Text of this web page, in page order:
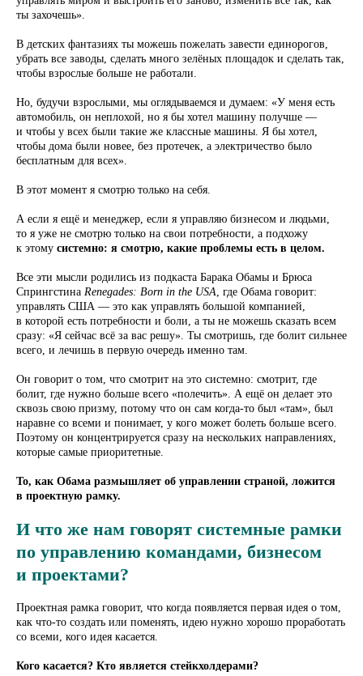
ты захочешь».
В детских фантазиях ты можешь пожелать завести единорогов,
убрать все заводы, сделать много зелёных площадок и сделать так,
чтобы взрослые больше не работали.
Но, будучи взрослыми, мы оглядываемся и думаем: «У меня есть
автомобиль, он неплохой, но я бы хотел машину получше —
и чтобы у всех были такие же классные машины. Я бы хотел,
чтобы дома были новее, без протечек, а электричество было
бесплатным для всех».
В этот момент я смотрю только на себя.
А если я ещё и менеджер, если я управляю бизнесом и людьми,
то я уже не смотрю только на свои потребности, а подхожу
к этому системно: я смотрю, какие проблемы есть в целом.
Все эти мысли родились из подкаста Барака Обамы и Брюса
Спрингстина Renegades: Born in the USA , где Обама говорит:
управлять США — это как управлять большой компанией,
в которой есть потребности и боли, а ты не можешь сказать всем
сразу: «Я сейчас всё за вас решу». Ты смотришь, где болит сильнее
всего, и лечишь в первую очередь именно там.
Он говорит о том, что смотрит на это системно: смотрит, где
болит, где нужно больше всего «полечить». А ещё он делает это
сквозь свою призму, потому что он сам когда-то был «там», был
наравне со всеми и понимает, у кого может болеть больше всего.
Поэтому он концентрируется сразу на нескольких направлениях,
которые самые приоритетные.
То, как Обама размышляет об управлении страной, ложится
в проектную рамку.
И что же нам говорят системные рамки
по управлению командами, бизнесом
и проектами?
Проектная рамка говорит, что когда появляется первая идея о том,
как что-то создать или поменять, идею нужно хорошо проработать
со всеми, кого идея касается.
Кого касается? Кто является стейкхолдерами?
Подробее о Марафоне ➞
7 - 21 ИЮНЯ
Управление юридическими
проектами
Проект Обоснование проекта
Сроки Стейкхолдеры
Модуль 4 (Онлайн):